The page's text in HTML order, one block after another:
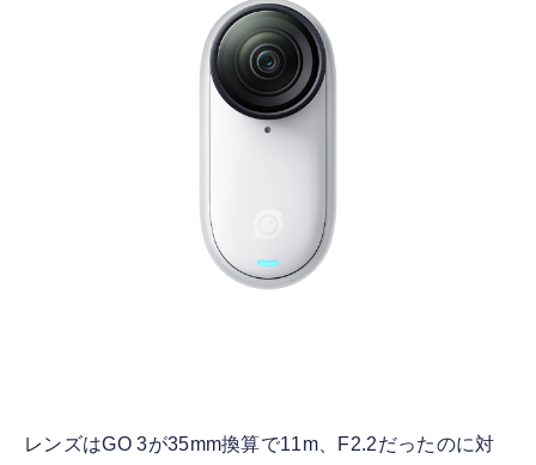
レンズはGO 3が35mm換算で11m、F2.2だったのに対